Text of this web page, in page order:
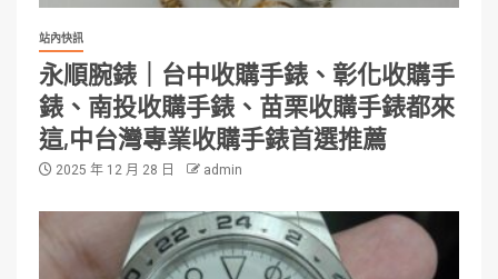
站內快訊
永順腕錶｜台中收購手錶、彰化收購手
錶、南投收購手錶、苗栗收購手錶都來
這,中台灣專業收購手錶首選推薦
2025 年 12 月 28 日 admin